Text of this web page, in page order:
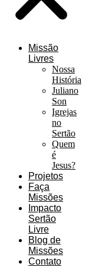
Missão
Livres
Nossa
História
Juliano
Son
Igrejas
no
Sertão
Quem
é
Jesus?
Projetos
Faça
Missões
Impacto
Sertão
Livre
Blog de
Missões
Contato